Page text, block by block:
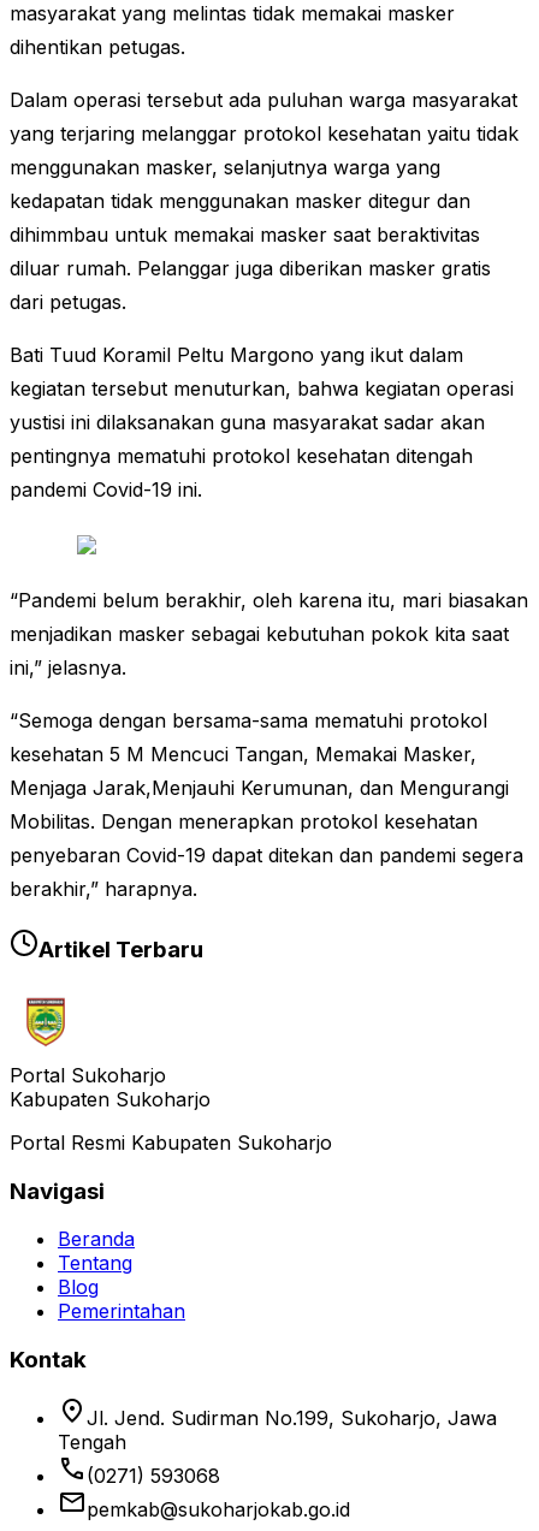
masyarakat yang melintas tidak memakai masker
dihentikan petugas.
Dalam operasi tersebut ada puluhan warga masyarakat
yang terjaring melanggar protokol kesehatan yaitu tidak
menggunakan masker, selanjutnya warga yang
kedapatan tidak menggunakan masker ditegur dan
dihimmbau untuk memakai masker saat beraktivitas
diluar rumah. Pelanggar juga diberikan masker gratis
dari petugas.
Bati Tuud Koramil Peltu Margono yang ikut dalam
kegiatan tersebut menuturkan, bahwa kegiatan operasi
yustisi ini dilaksanakan guna masyarakat sadar akan
pentingnya mematuhi protokol kesehatan ditengah
pandemi Covid-19 ini.
“Pandemi belum berakhir, oleh karena itu, mari biasakan
menjadikan masker sebagai kebutuhan pokok kita saat
ini,” jelasnya.
“Semoga dengan bersama-sama mematuhi protokol
kesehatan 5 M Mencuci Tangan, Memakai Masker,
Menjaga Jarak,Menjauhi Kerumunan, dan Mengurangi
Mobilitas. Dengan menerapkan protokol kesehatan
penyebaran Covid-19 dapat ditekan dan pandemi segera
berakhir,” harapnya.
Artikel Terbaru
Portal Sukoharjo
Kabupaten Sukoharjo
Portal Resmi Kabupaten Sukoharjo
Navigasi
Beranda
Tentang
Blog
Pemerintahan
Kontak
location_on Jl. Jend. Sudirman No.199, Sukoharjo, Jawa
Tengah
phone (0271) 593068
emailpemkab@sukoharjokab.go.id